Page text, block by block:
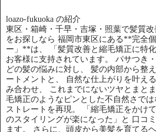
loazo-fukuoka の紹介
東区・箱崎・千早・吉塚・照葉で髪質
をお探しなら 福岡市東区にある**完全
ー」**は、 「髪質改善と縮毛矯正に特
お客様に支持されています。 パサつき
どの髪の悩みに対し、 髪の内部から整
ートメントと、 自然な仕上がりを叶え
み合わせ、 これまでにないツヤとまと
毛矯正のようなピンとした不自然さで
ストレートを再現。 「縮毛矯正をかけ
のスタイリングが楽になった」と 口コ
ます。 さらに、頭皮から美髪を育てる